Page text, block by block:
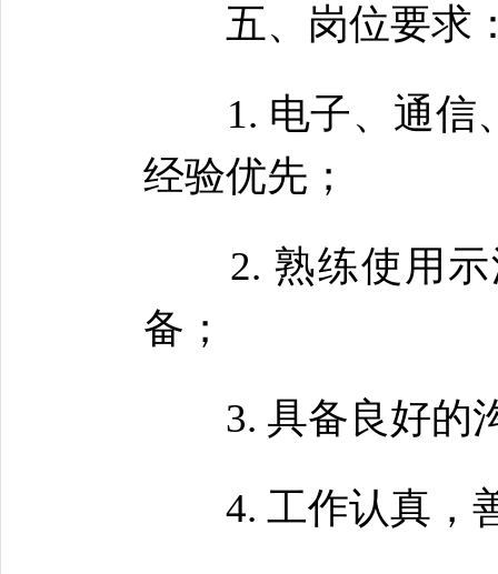
五、岗位要求
1. 电子、通信、
经验优先；
2. 熟练使用示
备；
3. 具备良好的沟
4. 工作认真，善